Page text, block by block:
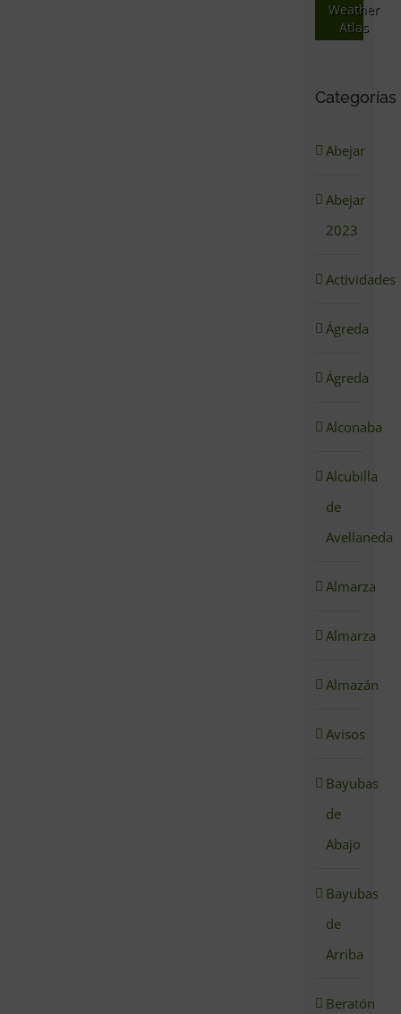
Weather
Atlas
Categorías
Abejar
Abejar
2023
Actividades
Ágreda
Ágreda
Alconaba
Alcubilla
de
Avellaneda
Almarza
Almarza
Almazán
Avisos
Bayubas
de
Abajo
Bayubas
de
Arriba
Beratón